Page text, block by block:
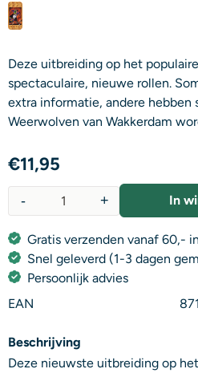
Deze uitbreiding op het
spectaculaire, nieuwe rollen.
extra informatie, andere hebben
Weerwolven van Wakkerdam
€11,95
+
- In
Gratis verzenden vanaf 60,-
Snel geleverd (1-3 dagen
Persoonlijk advies
EAN
Beschrijving
Deze nieuwste uitbreiding op